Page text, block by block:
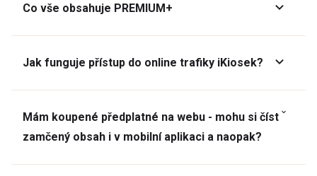
Co vše obsahuje PREMIUM+
Jak funguje přístup do online trafiky iKiosek?
Mám koupené předplatné na webu - mohu si číst
zamčený obsah i v mobilní aplikaci a naopak?